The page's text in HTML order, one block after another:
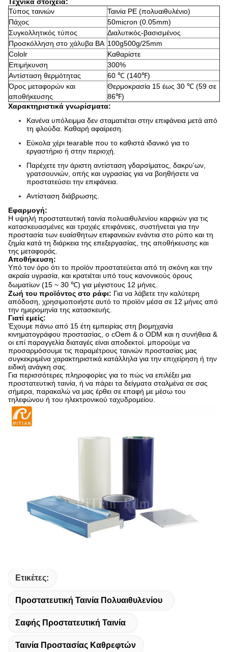
Τύπος ταινιών
Ταινία PE (πολυαιθυλένιο)
Πάχος
50micron (0.05mm)
Συγκολλητικός τύπος
Διαλυτικός-βασισμένος
Προσκόλληση στο χάλυβα BA 100g500g/25mm
Cololr
Καθαρίστε
Επιμήκυνση
300%
Αντίσταση θερμότητας
60 ℃ (140℉)
Όρος μεταφορών και
αποθήκευσης
Θερμοκρασία 15 έως 30 ℃ (59 σε
86℉)
Χαρακτηριστικά γνωρίσματα:
Κανένα υπόλειμμα δεν σταματιέται στην επιφάνεια μετά από
τη φλούδα. Καθαρή αφαίρεση.
Εύκολα χέρι tearable που το καθιστά ιδανικό για το
εργαστήριο ή στην περιοχή.
Παρέχετε την άριστη αντίσταση γδαρσίματος, δακρυ'ων,
γρατσουνιών, οπής και υγρασίας για να βοηθήσετε να
προστατεύσει την επιφάνεια.
Αντίσταση διάβρωσης.
Εφαρμογή:
Η υψηλή προστατευτική ταινία πολυαιθυλενίου καρφιών για τις
κατασκευασμένες και τραχιές επιφάνειες, συστήνεται για την
προστασία των ευαίσθητων επιφανειών ενάντια στο ρύπο και τη
ζημία κατά τη διάρκεια της επεξεργασίας, της αποθήκευσης και
της μεταφοράς.
Αποθήκευση:
Υπό τον όρο ότι το προϊόν προστατεύεται από τη σκόνη και την
ακραία υγρασία, και κρατιέται υπό τους κανονικούς όρους
δωματίων (15 ~ 30 ℃) για μέγιστους 12 μήνες.
Ζωή του προϊόντος στο ράφι: Για να λάβετε την καλύτερη
απόδοση, χρησιμοποιήστε αυτό το προϊόν μέσα σε 12 μήνες από
την ημερομηνία της κατασκευής.
Γιατί εμείς:
Έχουμε πάνω από 15 έτη εμπειρίας στη βιομηχανία
κινηματογράφου προστασίας, ο cOem & ο ODM και η συνήθεια &
οι επί παραγγελία διαταγές είναι αποδεκτοί. μπορούμε να
προσαρμόσουμε τις παραμέτρους ταινιών προστασίας μας
συγκεκριμένα χαρακτηριστικά κατάλληλα για την επιχείρηση ή την
ειδική ανάγκη σας.
Για περισσότερες πληροφορίες για το πώς να επιλέξει μια
προστατευτική ταινία, ή να πάρει τα δείγματα σταλμένα σε σας
σήμερα, παρακαλώ να μας έρθει σε επαφή με μέσω του
τηλεφώνου ή του ηλεκτρονικού ταχυδρομείου.
Ετικέτες:
Προστατευτική Ταινία Πολυαιθυλενίου
Σαφής Προστατευτική Ταινία
Ταινία Προστασίας Καθρεφτών